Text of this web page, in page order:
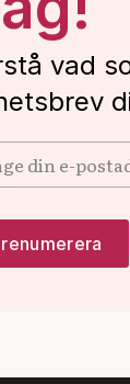
vad